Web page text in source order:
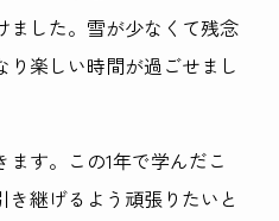
ました。雪が少なくて残念
楽しい時間が過ごせまし
ます。この1年で学んだこ
継げるよう頑張りたいと